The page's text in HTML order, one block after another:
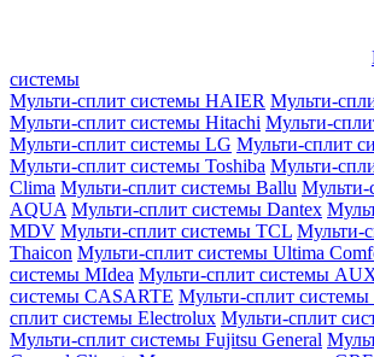
системы
Мульти-сплит системы HAIER Мульти-
Мульти-сплит системы Hitachi Мульти-
Мульти-сплит системы LG Мульти-сплит
Мульти-сплит системы Toshiba Мульти-
Clima Мульти-сплит системы Ballu Мульти-
AQUA Мульти-сплит системы Dantex
MDV Мульти-сплит системы TCL Мульти-
Thaicon Мульти-сплит системы Ultima
системы MIdea Мульти-сплит системы
системы CASARTE Мульти-сплит системы
сплит системы Electrolux Мульти-сплит
Мульти-сплит системы Fujitsu General